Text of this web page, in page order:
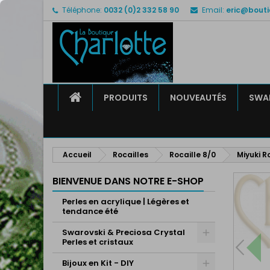
Téléphone: 0032 (0)2 332 58 90 Email:
ACCUEILPRODUITS NOUVEAUTÉS
Accueil Rocailles Rocaille 8/0 Miyuki
BIENVENUE DANS NOTRE E-SHOP
Perles en acrylique | Légères et
tendance été
Swarovski & Preciosa Crystal
Perles et cristaux
Bijoux en Kit - DIY